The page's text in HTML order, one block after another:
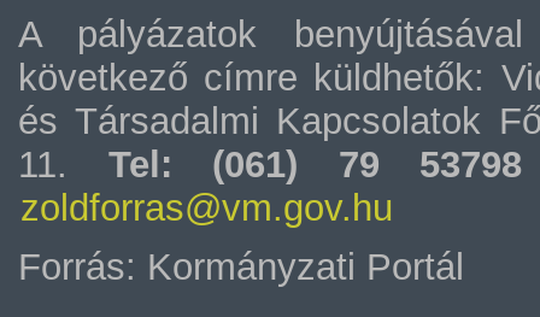
A pályázatok
következő címre küldhetők:
és Társadalmi Kapcsolatok
11. Tel: (061) 79
zoldforras@vm.gov.hu
Forrás: Kormányzati Portál